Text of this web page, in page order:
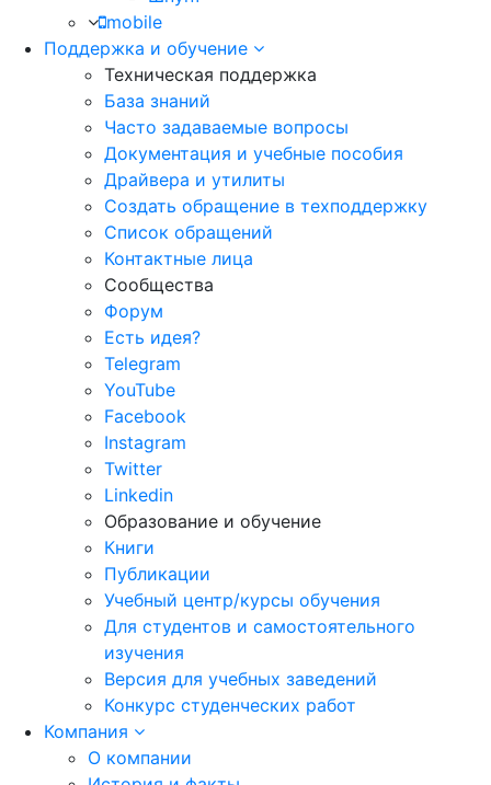
mobile
Поддержка и обучение
Техническая поддержка
База знаний
Часто задаваемые вопросы
Документация и учебные пособия
Драйвера и утилиты
Создать обращение в техподдержку
Список обращений
Контактные лица
Сообщества
Форум
Есть идея?
Telegram
YouTube
Facebook
Instagram
Twitter
Linkedin
Образование и обучение
Книги
Публикации
Учебный центр/курсы обучения
Для студентов и самостоятельного
изучения
Версия для учебных заведений
Конкурс студенческих работ
Компания
О компании